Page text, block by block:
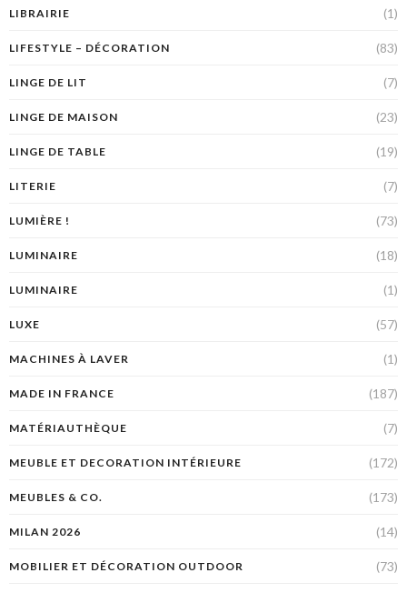
LIBRAIRIE (1)
LIFESTYLE – DÉCORATION (83)
LINGE DE LIT (7)
LINGE DE MAISON (23)
LINGE DE TABLE (19)
LITERIE (7)
LUMIÈRE ! (73)
LUMINAIRE (18)
LUMINAIRE (1)
LUXE (57)
MACHINES À LAVER (1)
MADE IN FRANCE (187)
MATÉRIAUTHÈQUE (7)
MEUBLE ET DECORATION INTÉRIEURE (172)
MEUBLES & CO. (173)
MILAN 2026 (14)
MOBILIER ET DÉCORATION OUTDOOR (73)